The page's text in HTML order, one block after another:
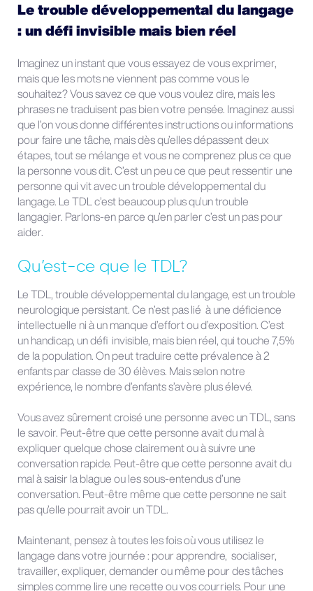
Le trouble développemental du langage
: un défi invisible mais bien réel
Imaginez un instant que vous essayez de vous exprimer,
mais que les mots ne viennent pas comme vous le
souhaitez? Vous savez ce que vous voulez dire, mais les
phrases ne traduisent pas bien votre pensée. Imaginez aussi
que l’on vous donne différentes instructions ou informations
pour faire une tâche, mais dès qu’elles dépassent deux
étapes, tout se mélange et vous ne comprenez plus ce que
la personne vous dit. C’est un peu ce que peut ressentir une
personne qui vit avec un trouble développemental du
langage. Le TDL c’est beaucoup plus qu’un trouble
langagier. Parlons-en parce qu’en parler c’est un pas pour
aider.
Qu’est-ce que le TDL?
Le TDL, trouble développemental du langage, est un trouble
neurologique persistant. Ce n’est pas lié à une déficience
intellectuelle ni à un manque d’effort ou d’exposition. C’est
un handicap, un défi invisible, mais bien réel, qui touche 7,5%
de la population. On peut traduire cette prévalence à 2
enfants par classe de 30 élèves. Mais selon notre
expérience, le nombre d’enfants s’avère plus élevé.
Vous avez sûrement croisé une personne avec un TDL, sans
le savoir. Peut-être que cette personne avait du mal à
expliquer quelque chose clairement ou à suivre une
conversation rapide. Peut-être que cette personne avait du
mal à saisir la blague ou les sous-entendus d’une
conversation. Peut-être même que cette personne ne sait
pas qu’elle pourrait avoir un TDL.
Maintenant, pensez à toutes les fois où vous utilisez le
langage dans votre journée : pour apprendre, socialiser,
travailler, expliquer, demander ou même pour des tâches
simples comme lire une recette ou vos courriels. Pour une